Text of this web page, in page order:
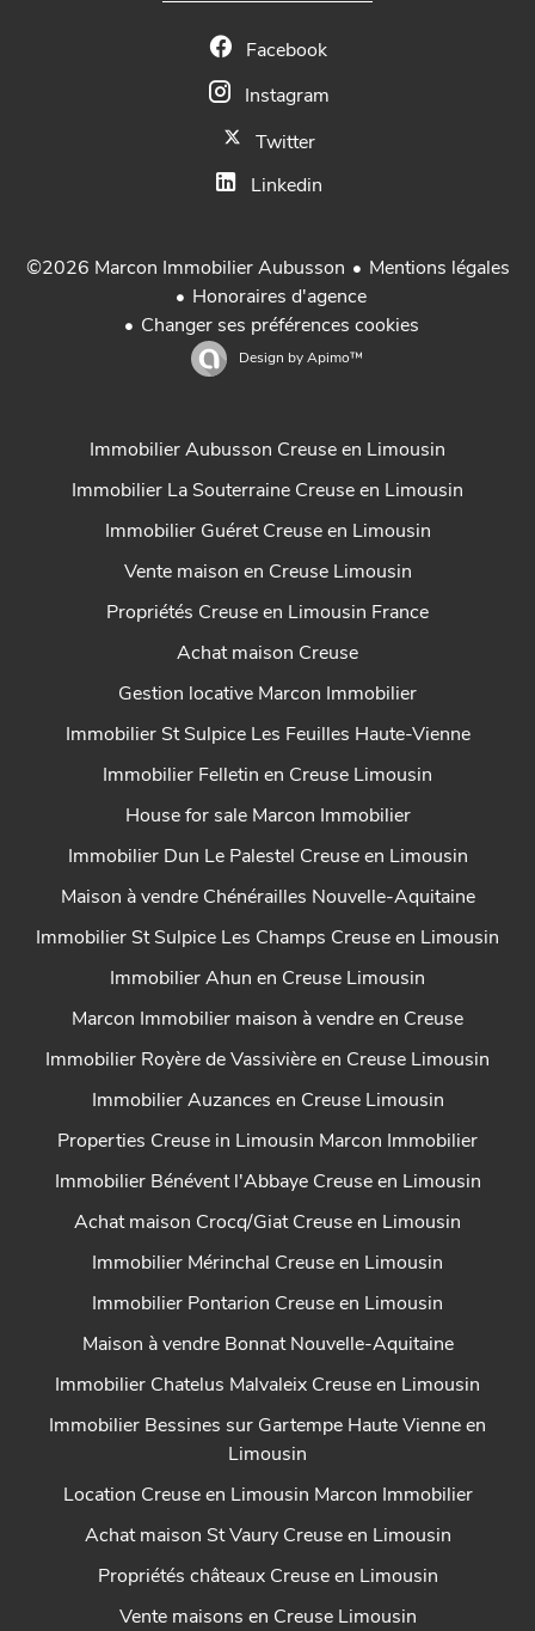
Facebook
Instagram
Twitter
Linkedin
©2026 Marcon Immobilier Aubusson
Mentions légales
Honoraires d'agence
Changer ses préférences cookies
Design by Apimo™
Immobilier Aubusson Creuse en Limousin
Immobilier La Souterraine Creuse en Limousin
Immobilier Guéret Creuse en Limousin
Vente maison en Creuse Limousin
Propriétés Creuse en Limousin France
Achat maison Creuse
Gestion locative Marcon Immobilier
Immobilier St Sulpice Les Feuilles Haute-Vienne
Immobilier Felletin en Creuse Limousin
House for sale Marcon Immobilier
Immobilier Dun Le Palestel Creuse en Limousin
Maison à vendre Chénérailles Nouvelle-Aquitaine
Immobilier St Sulpice Les Champs Creuse en Limousin
Immobilier Ahun en Creuse Limousin
Marcon Immobilier maison à vendre en Creuse
Immobilier Royère de Vassivière en Creuse Limousin
Immobilier Auzances en Creuse Limousin
Properties Creuse in Limousin Marcon Immobilier
Immobilier Bénévent l'Abbaye Creuse en Limousin
Achat maison Crocq/Giat Creuse en Limousin
Immobilier Mérinchal Creuse en Limousin
Immobilier Pontarion Creuse en Limousin
Maison à vendre Bonnat Nouvelle-Aquitaine
Immobilier Chatelus Malvaleix Creuse en Limousin
Immobilier Bessines sur Gartempe Haute Vienne en
Limousin
Location Creuse en Limousin Marcon Immobilier
Achat maison St Vaury Creuse en Limousin
Propriétés châteaux Creuse en Limousin
Vente maisons en Creuse Limousin